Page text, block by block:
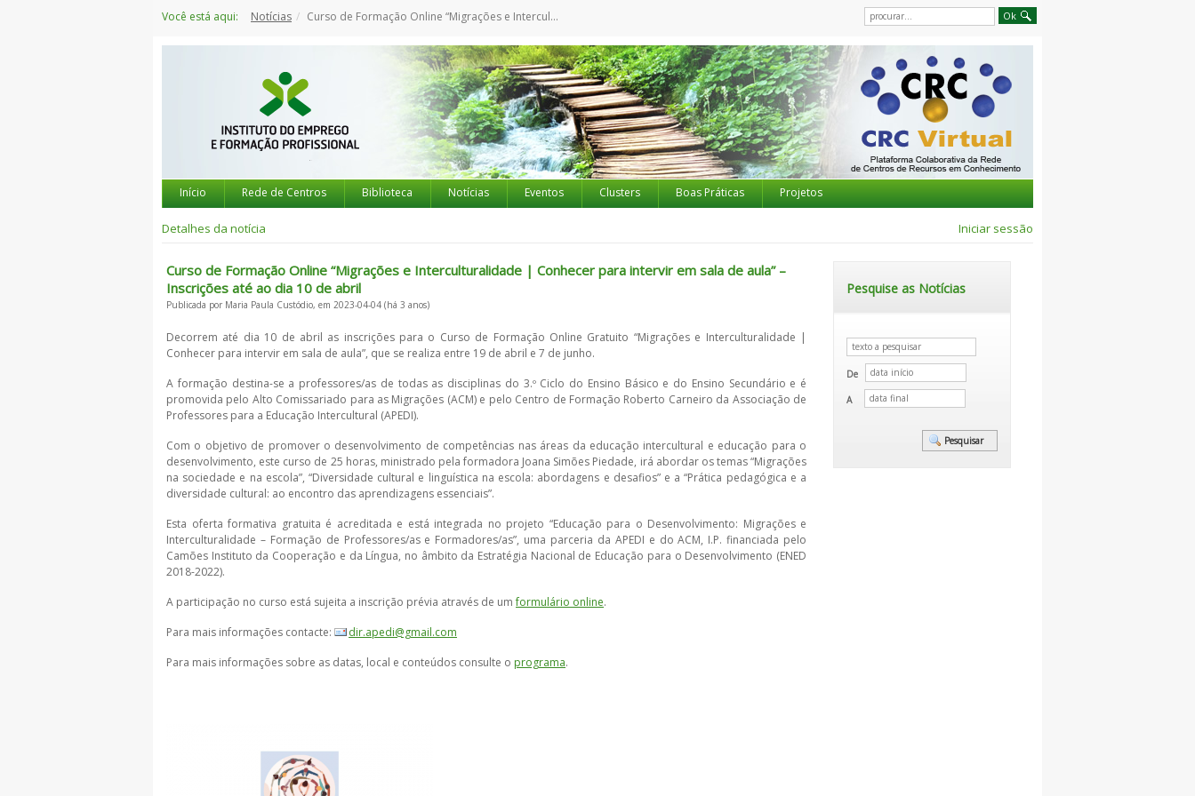
para
Você está aqui: Notícias Curso de Formação Online “Migrações e Interculturalidade | Conhecer para intervir em sala de aula” – Inscrições até ao dia 10 de abril
Início Rede de Centros Biblioteca Notícias Eventos Clusters Boas Práticas Projetos
Detalhes da notícia Iniciar sessão
Curso de Formação Online “Migrações e Interculturalidade | Conhecer para intervir em sala de aula” –
Inscrições até ao dia 10 de abril
Publicada por Maria Paula Custódio, em 2023-04-04 (há 3 anos)
Decorrem até dia 10 de abril as inscrições para o Curso de Formação Online Gratuito “Migrações e Interculturalidade |
Conhecer para intervir em sala de aula”, que se realiza entre 19 de abril e 7 de junho.
A formação destina-se a professores/as de todas as disciplinas do 3.º Ciclo do Ensino Básico e do Ensino Secundário e é
promovida pelo Alto Comissariado para as Migrações (ACM) e pelo Centro de Formação Roberto Carneiro da Associação de
Professores para a Educação Intercultural (APEDI).
Com o objetivo de promover o desenvolvimento de competências nas áreas da educação intercultural e educação para o
desenvolvimento, este curso de 25 horas, ministrado pela formadora Joana Simões Piedade, irá abordar os temas “Migrações
na sociedade e na escola”, “Diversidade cultural e linguística na escola: abordagens e desafios” e a “Prática pedagógica e a
diversidade cultural: ao encontro das aprendizagens essenciais”.
Esta oferta formativa gratuita é acreditada e está integrada no projeto “Educação para o Desenvolvimento: Migrações e
Interculturalidade – Formação de Professores/as e Formadores/as”, uma parceria da APEDI e do ACM, I.P. financiada pelo
Camões Instituto da Cooperação e da Língua, no âmbito da Estratégia Nacional de Educação para o Desenvolvimento (ENED
2018-2022).
A participação no curso está sujeita a inscrição prévia através de umformulário online.
Para mais informações contacte:
dir.apedi@gmail.com
Para mais informações sobre as datas, local e conteúdos consulte o programa.
Pesquise as Notícias
De
A